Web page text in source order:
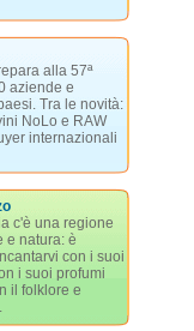
alla 57ª
aziende e
Tra le novità:
NoLo e RAW
internazionali
c'è una regione
e natura: è
con i suoi
i suoi profumi
il folklore e